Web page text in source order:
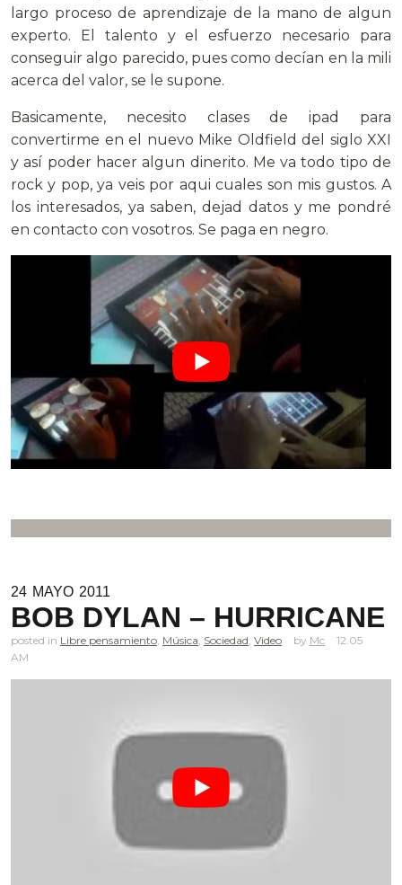
largo proceso de aprendizaje de la mano de algun
experto. El talento y el esfuerzo necesario para
conseguir algo parecido, pues como decían en la mili
acerca del valor, se le supone.
Basicamente, necesito clases de ipad para
convertirme en el nuevo Mike Oldfield del siglo XXI
y así poder hacer algun dinerito. Me va todo tipo de
rock y pop, ya veis por aqui cuales son mis gustos. A
los interesados, ya saben, dejad datos y me pondré
en contacto con vosotros. Se paga en negro.
24 MAYO 2011
BOB DYLAN – HURRICANE
posted in Libre pensamiento, Música, Sociedad, Video Mc
12.05
AM